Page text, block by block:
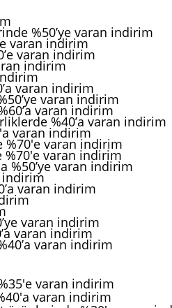
%50’ye varan indirim
varan indirim
varan indirim
indirim
varan indirim
varan indirim
varan indirim
%40’a varan indirim
varan indirim
%70'e varan indirim
%70'e varan indirim
%50’ye varan indirim
indirim
varan indirim
varan indirim
varan indirim
varan indirim
varan indirim
varan indirim